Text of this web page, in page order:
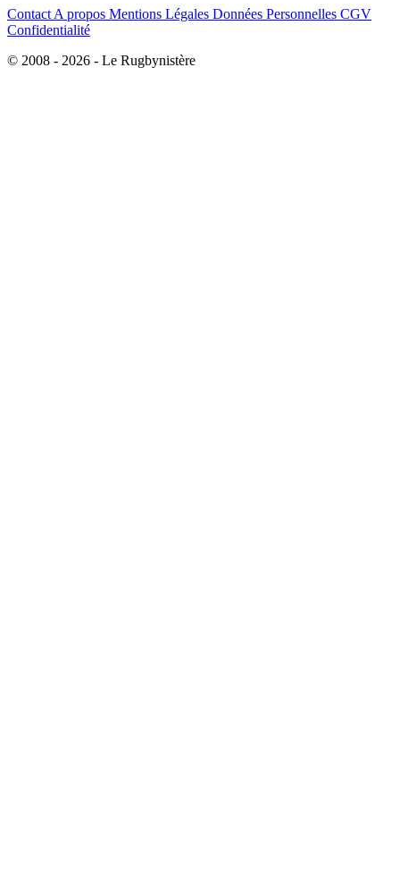
Contact A propos Mentions Légales Données Personnelles CGV
Confidentialité
© 2008 - 2026 - Le Rugbynistère